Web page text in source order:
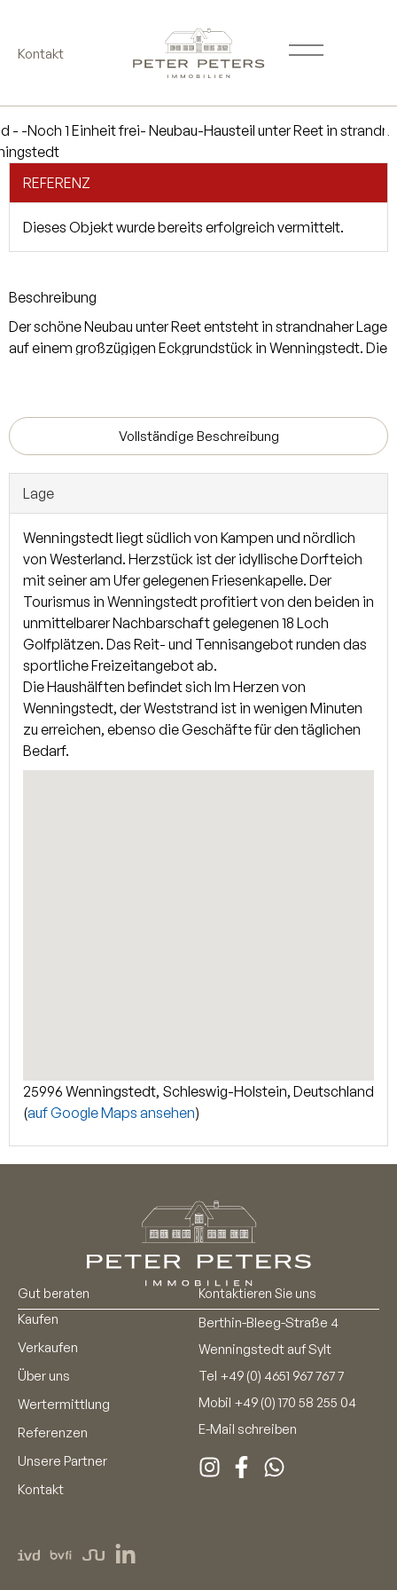
Kontakt
REFERENZ
Dieses Objekt wurde bereits erfolgreich vermittelt.
Beschreibung
Der schöne Neubau unter Reet entsteht in strandnaher Lage
auf einem großzügigen Eckgrundstück in Wenningstedt. Die
Ausstattung entspricht höchsten Ansprüchen mit
Panorama-Kaminen, keramische Natursteinböden bzw.
Eichenholzböden, sowie eine hochwertige Einbauküche
mit modernen Elektroeinbaugeräten. Haus 1 - DW - -
VERKAUFT- Haus 2 - FW - 2,150 Mio. € Haus 3 - FW - -
VERKAUFT- Kein Energieausweis vorhanden / in
Vorbereitung
Über die großzügige Diele/ Garderobe im Erdgeschoss
gelangen Sie in das helle Wohn- und Esszimmer mit Austritt
über die verglasten Schiebeelemente auf die Südterrassen
im eigenen Gartenteil. Ein Kamin im Wohnbereich sorgt für
eine wohlige Atmosphäre. Hausteil 2 verfügt über eine
offene Küche. Ein Gäste-WC befindet sich ebenfalls im
Erdgeschoss. Im Obergeschoss verteilen sich zwei
Schlafzimmer und zwei Bäder mit Dusche (teilweise en-
Suite). Neben einem großzügigen Wellnessbereich mit
Vollständige Beschreibung
Lage
Wenningstedt liegt südlich von Kampen und nördlich
von Westerland. Herzstück ist der idyllische Dorfteich
mit seiner am Ufer gelegenen Friesenkapelle. Der
Tourismus in Wenningstedt profitiert von den beiden in
unmittelbarer Nachbarschaft gelegenen 18 Loch
Golfplätzen. Das Reit- und Tennisangebot runden das
sportliche Freizeitangebot ab.
Die Haushälften befindet sich Im Herzen von
Wenningstedt, der Weststrand ist in wenigen Minuten
zu erreichen, ebenso die Geschäfte für den täglichen
Bedarf.
25996 Wenningstedt, Schleswig-Holstein, Deutschland
(auf Google Maps ansehen)
Gut beraten
Kaufen
Verkaufen
Über uns
Wertermittlung
Referenzen
Unsere Partner
Kontakt
Kontaktieren Sie uns
Berthin-Bleeg-Straße 4
Wenningstedt auf Sylt
Tel +49 (0) 4651 967 767 7
Mobil +49 (0) 170 58 255 04
E-Mail schreiben